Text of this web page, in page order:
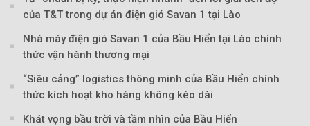
của T&T trong dự án điện gió Savan 1 tại Lào
Nhà máy điện gió Savan 1 của Bầu Hiển tại Lào chính
thức vận hành thương mại
“Siêu cảng” logistics thông minh của Bầu Hiển chính
thức kích hoạt kho hàng không kéo dài
Khát vọng bầu trời và tầm nhìn của Bầu Hiển